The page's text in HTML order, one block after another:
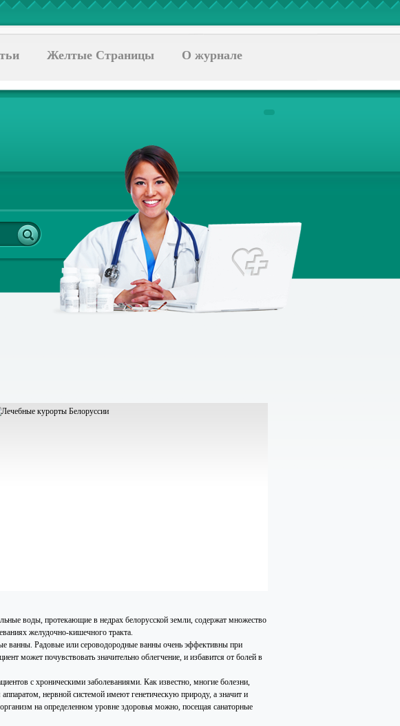
Желтые Страницы О журнале
воды, протекающие в недрах белорусской земли, содержат множество
желудочно-кишечного тракта.
ванны. Радовые или сероводородные ванны очень эффективны при
может почувствовать значительно облегчение, и избавится от болей в
с хроническими заболеваниями. Как известно, многие болезни,
нервной системой имеют генетическую природу, а значит и
на определенном уровне здоровья можно, посещая санаторные